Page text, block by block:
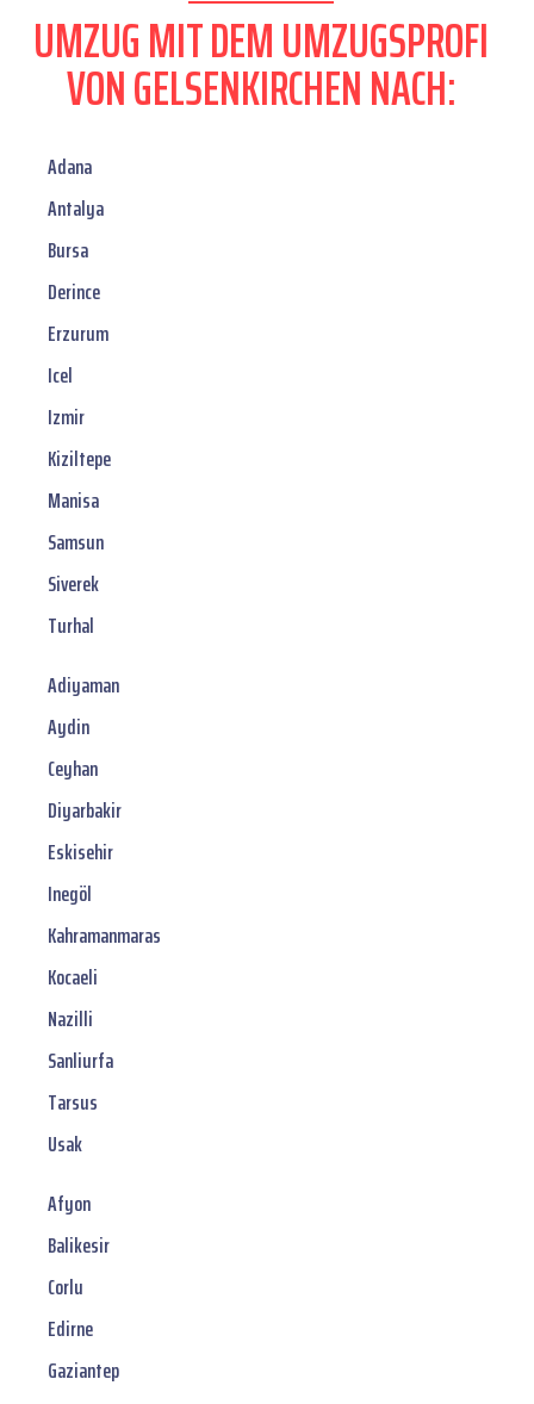
UMZUG MIT DEM UMZUGSPROFI
VON GELSENKIRCHEN NACH:
Adana
Antalya
Bursa
Derince
Erzurum
Icel
Izmir
Kiziltepe
Manisa
Samsun
Siverek
Turhal
Adiyaman
Aydin
Ceyhan
Diyarbakir
Eskisehir
Inegöl
Kahramanmaras
Kocaeli
Nazilli
Sanliurfa
Tarsus
Usak
Afyon
Balikesir
Corlu
Edirne
Gaziantep